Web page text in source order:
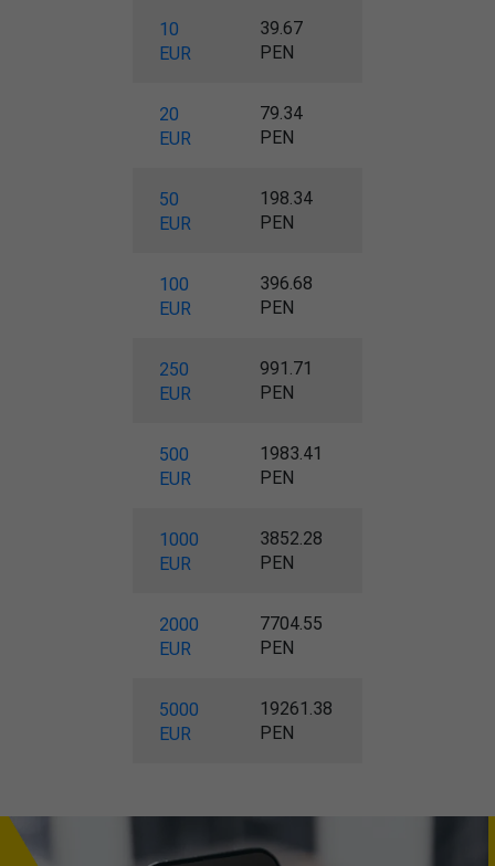
10
EUR
39.67
PEN
20
EUR
79.34
PEN
50
EUR
198.34
PEN
100
EUR
396.68
PEN
250
EUR
991.71
PEN
500
EUR
1983.41
PEN
1000
EUR
3852.28
PEN
2000
EUR
7704.55
PEN
5000
EUR
19261.38
PEN